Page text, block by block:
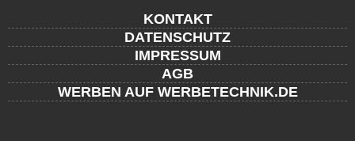
KONTAKT
DATENSCHUTZ
IMPRESSUM
AGB
WERBEN AUF WERBETECHNIK.DE